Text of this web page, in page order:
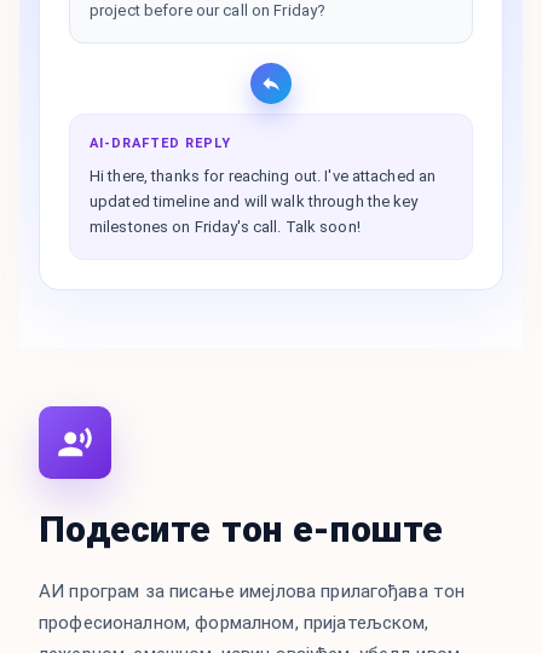
project before our call on Friday?
AI-DRAFTED REPLY
Hi there, thanks for reaching out. I've attached an
updated timeline and will walk through the key
milestones on Friday's call. Talk soon!
Подесите тон е-поште
АИ програм за писање имејлова прилагођава тон
професионалном, формалном, пријатељском,